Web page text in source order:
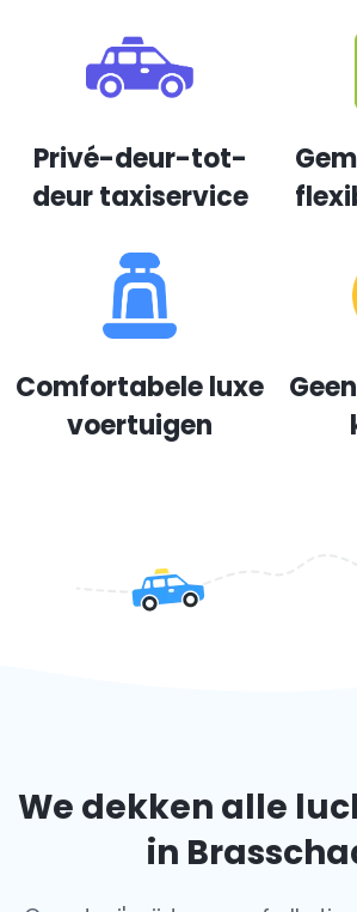
Privé-deur-tot-
deur taxiservice
Comfortabele luxe
voertuigen
We dekken alle
in